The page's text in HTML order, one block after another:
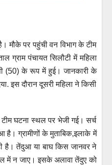
मौके पर पहुंची वन विभाग के टीम
ग्राम पंचायत सिलौटी में महिला
(50) के रूप में हुई। जानकारी के
इस दौरान दूसरी महिला ने किसी
टीम घटना स्थल पर भेजी गई। सर्च
है। ग्रामीणों के मुताबिक,इलाके में
है। तेंदुआ या बाघ किस जानवर ने
में न जाए। इसके अलावा तेंदुए को